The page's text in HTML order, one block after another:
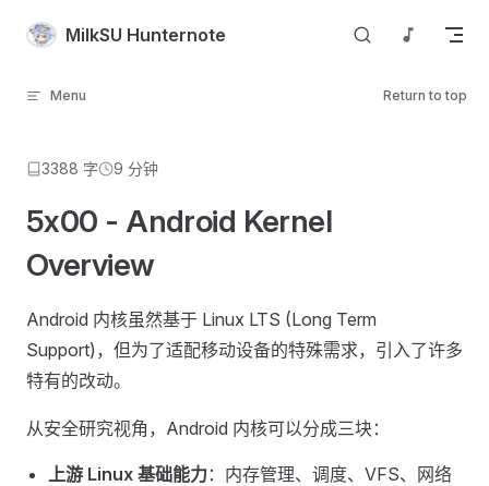
Skip to content
MilkSU Hunternote
Menu Return to top
3388 字 9 分钟
5x00 - Android Kernel
Overview
Android 内核虽然基于 Linux LTS (Long Term
Support)，但为了适配移动设备的特殊需求，引入了许多
特有的改动。
从安全研究视角，Android 内核可以分成三块：
上游 Linux 基础能力：内存管理、调度、VFS、网络